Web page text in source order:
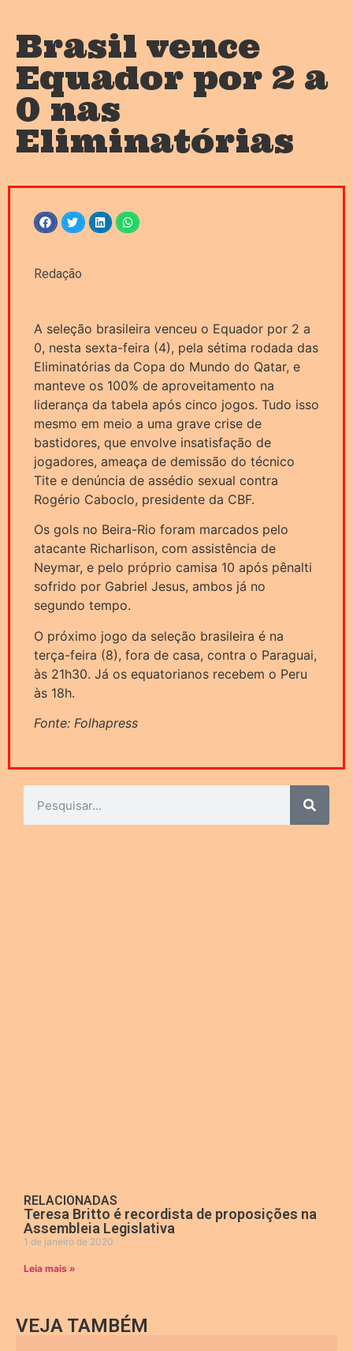
Brasil vence
Equador por 2 a
0 nas
Eliminatórias
Redação
A seleção brasileira venceu o Equador por 2 a
0, nesta sexta-feira (4), pela sétima rodada das
Eliminatórias da Copa do Mundo do Qatar, e
manteve os 100% de aproveitamento na
liderança da tabela após cinco jogos. Tudo isso
mesmo em meio a uma grave crise de
bastidores, que envolve insatisfação de
jogadores, ameaça de demissão do técnico
Tite e denúncia de assédio sexual contra
Rogério Caboclo, presidente da CBF.
Os gols no Beira-Rio foram marcados pelo
atacante Richarlison, com assistência de
Neymar, e pelo próprio camisa 10 após pênalti
sofrido por Gabriel Jesus, ambos já no
segundo tempo.
O próximo jogo da seleção brasileira é na
terça-feira (8), fora de casa, contra o Paraguai,
às 21h30. Já os equatorianos recebem o Peru
às 18h.
Fonte: Folhapress
RELACIONADAS
Teresa Britto é recordista de proposições na
Assembleia Legislativa
1 de janeiro de 2020
Leia mais »
VEJA TAMBÉM